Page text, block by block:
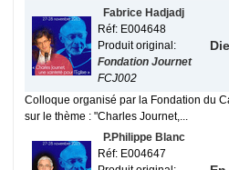
Fabrice Hadjadj
Réf: E004648
Produit original:
Fondation Journet
FCJ002
Colloque organisé par la Fondation du
sur le thème : "Charles Journet,...
P.Philippe Blanc
Réf: E004647